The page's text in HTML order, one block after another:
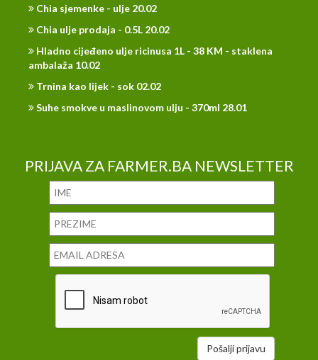
Chia sjemenke - ulje 20.02
Chia ulje prodaja - 0.5L 20.02
Hladno cijeđeno ulje ricinusa 1L - 38 KM - staklena
ambalaža 10.02
Trnina kao lijek - sok 02.02
Suhe smokve u maslinovom ulju - 370ml 28.01
PRIJAVA ZA FARMER.BA NEWSLETTER
Pošalji prijavu